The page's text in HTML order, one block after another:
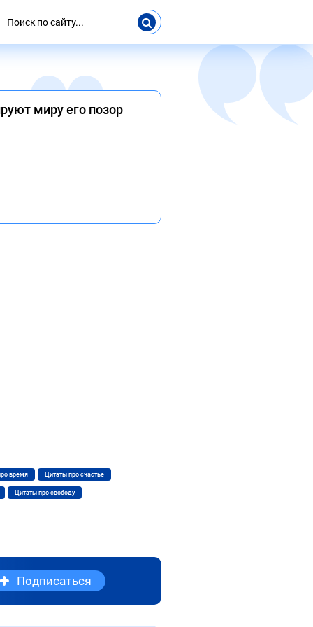
миру его позор
время Цитаты про счастье
Цитаты про свободу
Подписаться